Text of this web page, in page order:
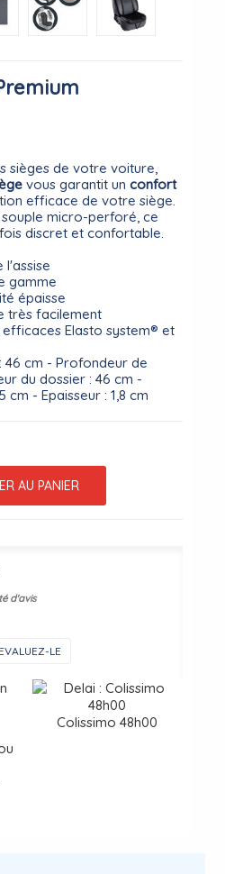
sièges de votre voiture,
vous garantit unconfort
efficace de votre siège.
micro-perforé, ce
discret et confortable.
l'assise
gamme
épaisse
très facilement
efficaces Elasto system® et
46 cm - Profondeur de
du dossier : 46 cm -
cm - Epaisseur : 1,8 cm
AU PANIER
d'avis
LE
Colissimo 48h00